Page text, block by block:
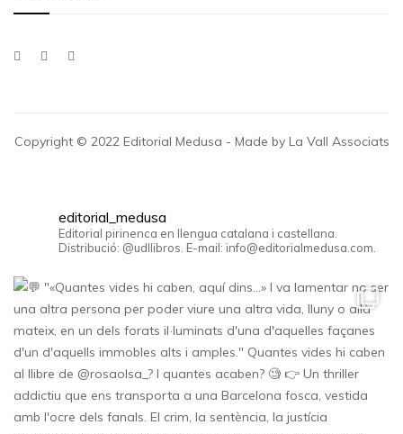
Copyright © 2022 Editorial Medusa - Made by La Vall Associats
editorial_medusa
Editorial pirinenca en llengua catalana i castellana.
Distribució: @udllibros. E-mail: info@editorialmedusa.com.